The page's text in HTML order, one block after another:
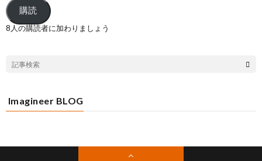
購読
8人の購読者に加わりましょう
Imagineer BLOG